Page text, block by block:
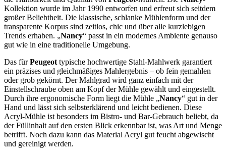
Kollektion wurde im Jahr 1990 entworfen und erfreut sich seitdem
großer Beliebtheit. Die klassische, schlanke Mühlenform und der
transparente Korpus sind zeitlos, chic und über alle kurzlebigen
Trends erhaben. „Nancy“ passt in ein modernes Ambiente genauso
gut wie in eine traditionelle Umgebung.
Das fürPeugeot typische hochwertige Stahl-Mahlwerk garantiert
ein präzises und gleichmäßiges Mahlergebnis – ob fein gemahlen
oder grob gekörnt. Der Mahlgrad wird ganz einfach mit der
Einstellschraube oben am Kopf der Mühle gewählt und eingestellt.
Durch ihre ergonomische Form liegt die Mühle „Nancy“ gut in der
Hand und lässt sich selbsterklärend und leicht bedienen. Diese
Acryl-Mühle ist besonders im Bistro- und Bar-Gebrauch beliebt, da
der Füllinhalt auf den ersten Blick erkennbar ist, was Art und Menge
betrifft. Noch dazu kann das Material Acryl gut feucht abgewischt
und gereinigt werden.